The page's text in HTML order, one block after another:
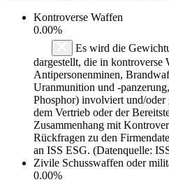
Kontroverse Waffen
0.00%
Es wird die
dargestellt, die in
Antipersonenminen,
Uranmunition und -
Phosphor) involviert und/oder
dem Vertrieb oder der
Zusammenhang mit
Rückfragen zu den
an ISS ESG. (Datenquelle:
Zivile Schusswaffen oder
0.00%